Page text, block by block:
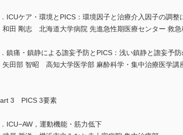
ICUケア・環境とPICS：環境因子と治療介入因子の調整
和田 剛志 北海道大学病院 先進急性期医療センター 救
鎮痛・鎮静による譫妄予防とPICS：浅い鎮静と譫妄予
矢田部 智昭 高知大学医学部 麻酔科学・集中治療医学講
3 PICS 3要素
ICU−AW，運動機能・筋力低下